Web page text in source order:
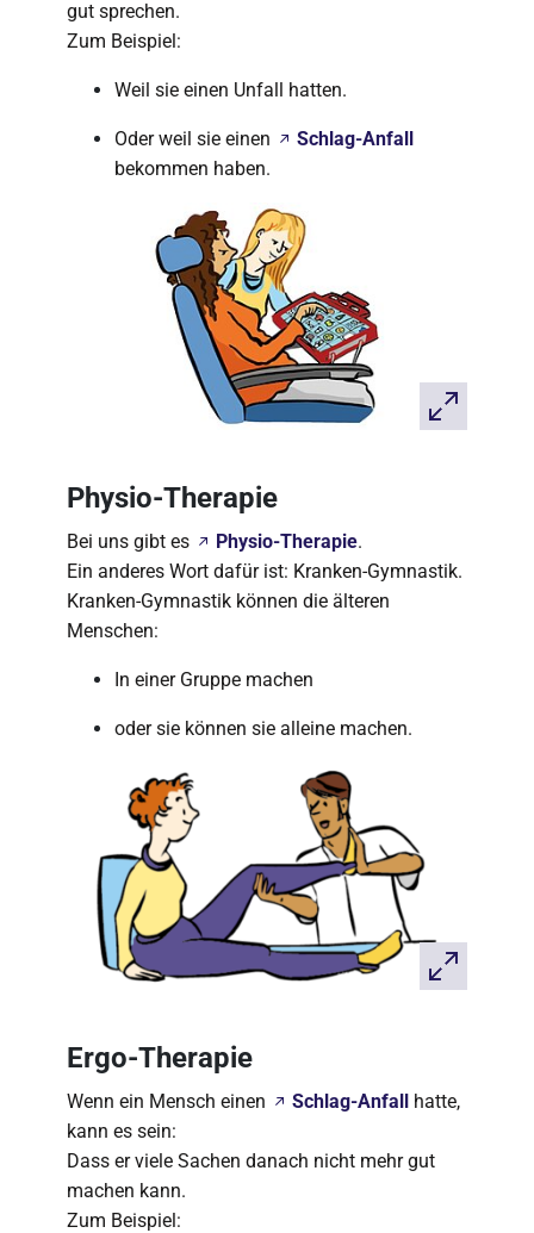
gut sprechen.
Zum Beispiel:
Weil sie einen Unfall hatten.
Oder weil sie einen
Schlag-Anfall
bekommen haben.
Physio-Therapie
Bei uns gibt es Physio-Therapie.
Ein anderes Wort dafür ist: Kranken-Gymnastik.
Kranken-Gymnastik können die älteren
Menschen:
In einer Gruppe machen
oder sie können sie alleine machen.
Ergo-Therapie
Wenn ein Mensch einen Schlag-Anfall hatte,
kann es sein:
Dass er viele Sachen danach nicht mehr gut
machen kann.
Zum Beispiel: